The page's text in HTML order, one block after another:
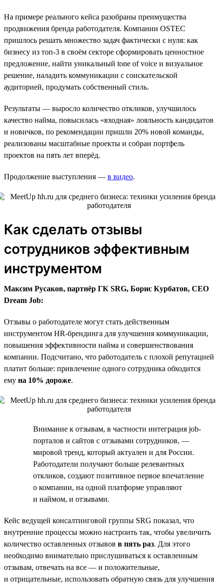
На примере реального кейса разобраны преимущества
продвижения бренда работодателя. Компании OSTEC
пришлось решать множество задач фактически с нуля: как
бизнесу из топ-3 в своём секторе сформировать ценностное
предложение, найти уникальный tone of voice и визуальное
решение, наладить коммуникации с соискательской
аудиторией, продумать собственный стиль.
Результаты — выросло количество откликов, улучшилось
качество найма, повысилась «входная» лояльность кандидатов
и новичков, по рекомендации пришли 20% новой команды,
реализованы масштабные проекты и собран портфель
проектов на пять лет вперёд.
Продолжение выступления — в видео.
Как сделать отзывы
сотрудников эффективным
инструментом
Максим Русаков, партнёр ГК SRG, Борис Курбатов, CEO
Dream Job:
Отзывы о работодателе могут стать действенным
инструментом HR-брендинга для улучшения коммуникации,
повышения эффективности найма и совершенствования
компании. Подсчитано, что работодатель с плохой репутацией
платит больше: привлечение одного сотрудника обходится
ему на 10% дороже.
Внимание к отзывам, в частности интеграция job-
порталов и сайтов с отзывами сотрудников, —
мировой тренд, который актуален и для России.
Работодатели получают больше релевантных
откликов, создают позитивное первое впечатление
о компании, на одной платформе управляют
и наймом, и отзывами.
Кейс ведущей консалтинговой группы SRG показал, что
внутренние процессы можно настроить так, чтобы увеличить
количество оставленных отзывов в пять раз. Для этого
необходимо внимательно прислушиваться к оставленным
отзывам, отвечать на все — и положительные,
и отрицательные, использовать обратную связь для улучшения